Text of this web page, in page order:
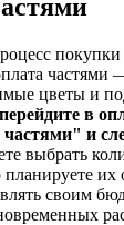
частями
цветы и
перейдите в
и
выбрать
планируете
своим